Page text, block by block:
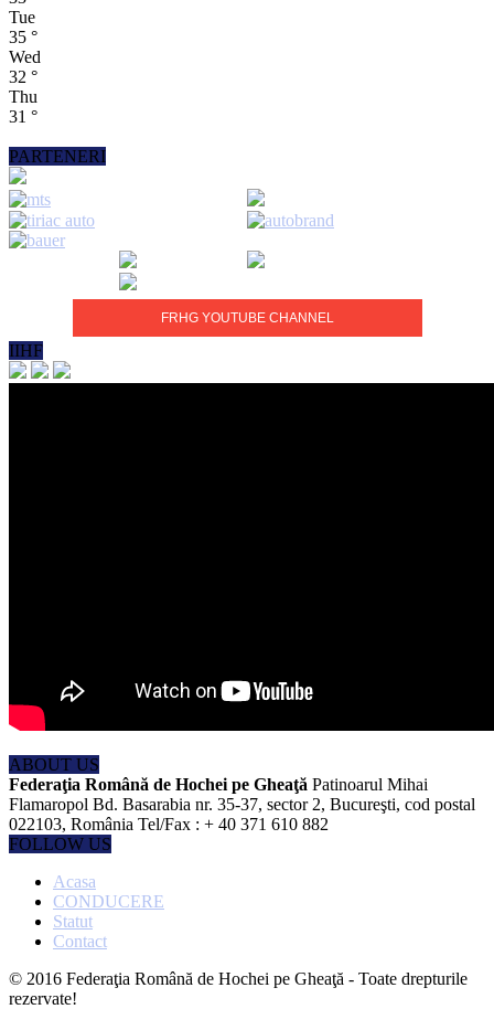
Tue
35 °
Wed
32 °
Thu
31 °
PARTENERI
FRHG YOUTUBE CHANNEL
IIHF
ABOUT US
Federaţia Română de Hochei pe Gheaţă Patinoarul Mihai
Flamaropol Bd. Basarabia nr. 35-37, sector 2, Bucureşti, cod postal
022103, România Tel/Fax : + 40 371 610 882
FOLLOW US
Acasa
CONDUCERE
Statut
Contact
© 2016 Federaţia Română de Hochei pe Gheaţă - Toate drepturile
rezervate!